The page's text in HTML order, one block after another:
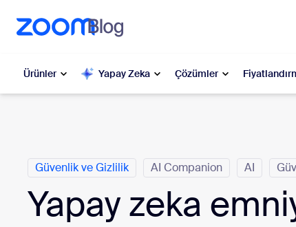
içeriğe atla
yardımına atla
Ürünler Yapay Zeka Çözümler
Zoom Workplace
Zoom İş Hizmetleri
Kategoriler
Güvenlik ve Gizlilik AI Companion AI
Yapay zeka